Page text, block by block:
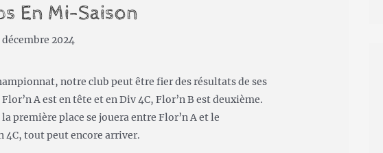
En Mi-Saison
décembre 2024
notre club peut être fier des résultats de ses
A est en tête et en Div 4C, Flor’n B est deuxième.
première place se jouera entre Flor’n A et le
4C, tout peut encore arriver.